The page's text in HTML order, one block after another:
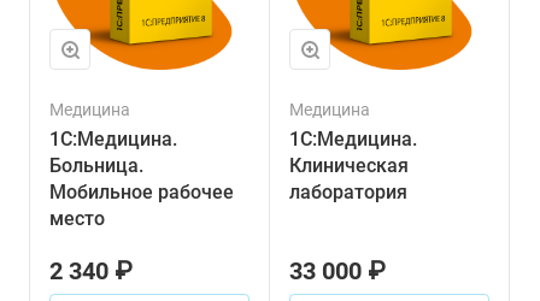
Медицина
1С:Медицина.
Больница.
Мобильное рабочее
место
2 340 ₽
Медицина
1С:Медицина.
Клиническая
лаборатория
33 000 ₽